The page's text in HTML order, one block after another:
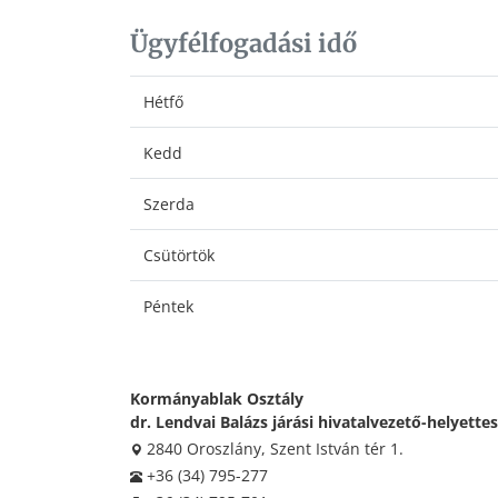
Ügyfélfogadási idő
Hétfő
Kedd
Szerda
Csütörtök
Péntek
Kormányablak Osztály
dr. Lendvai Balázs járási hivatalvezető-helyettes
2840 Oroszlány, Szent István tér 1.
+36 (34) 795-277